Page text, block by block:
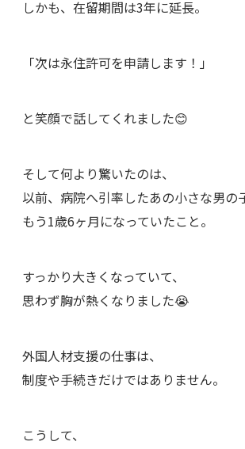
しかも、在留期間は3年に延長。
「次は永住許可を申請します！」
と笑顔で話してくれました😊
そして何より驚いたのは、
以前、病院へ引率したあの小さな男の
もう1歳6ヶ月になっていたこと。
すっかり大きくなっていて、
思わず胸が熱くなりました😭
外国人材支援の仕事は、
制度や手続きだけではありません。
こうして、